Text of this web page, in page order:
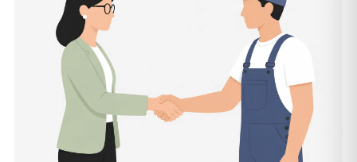
der Entrümpler, den Sie selbst auswählen.
Was kostet die Entrümpelung einer normalen
Wohnung in Wissen?
Für eine durchschnittliche Wohnung mit rund 65 m² liegen
die Kosten in Wissen bei etwa 1.840 €, das entspricht im
Schnitt rund 33,7 € je Quadratmeter. Zugänglichkeit
(Etage, Aufzug), Menge und Sperrmüllanteil verschieben
den Preis nach oben oder unten — den genauen
Festpreis nennt Ihnen der Entrümpler nach kurzer